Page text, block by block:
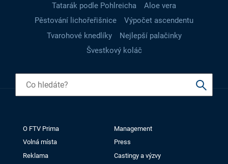
Tatarák podle Pohlreicha
Aloe vera
Pěstování lichořeřišnice
Výpočet ascendentu
Tvarohové knedlíky
Nejlepší palačinky
Švestkový koláč
O FTV Prima
Management
Volná místa
Press
Reklama
Castingy a výzvy